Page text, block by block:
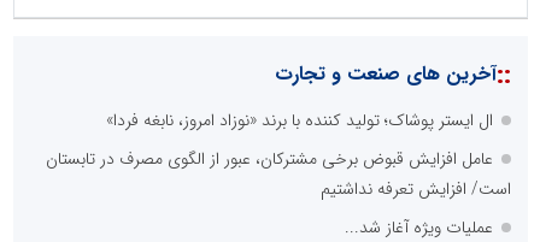
::آخرین های صنعت و تجارت
ال ایستر پوشاک؛ تولید کننده با برند «نوزاد امروز، نابغه فردا»
عامل افزایش قبوض برخی مشترکان، عبور از الگوی مصرف در تابستان
است/ افزایش تعرفه نداشتیم
عملیات ویژه آغاز شد...